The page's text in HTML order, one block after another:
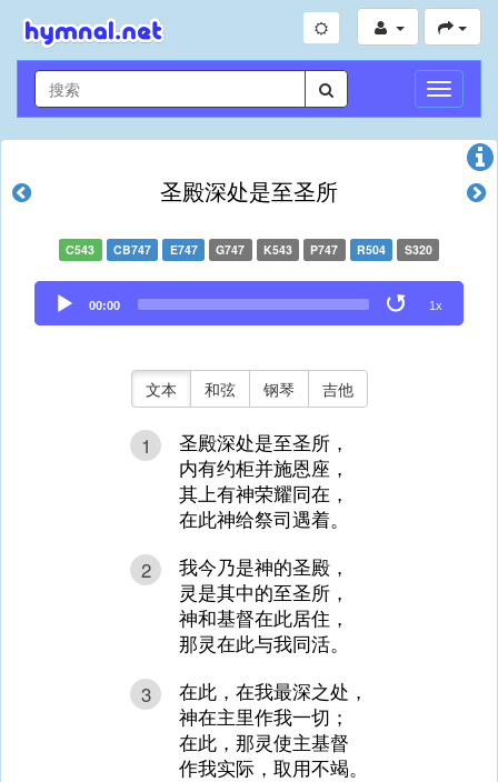
切
换
导
圣殿深处是至圣所
C543 CB747 E747 G747 K543 P747 R504 S320
Audio
Player
00:00 1x
文本 和弦 钢琴 吉他
1
圣殿深处是至圣所，
内有约柜并施恩座，
其上有神荣耀同在，
在此神给祭司遇着。
2
我今乃是神的圣殿，
灵是其中的至圣所，
神和基督在此居住，
那灵在此与我同活。
3
在此，在我最深之处，
神在主里作我一切；
在此，那灵使主基督
作我实际，取用不竭。